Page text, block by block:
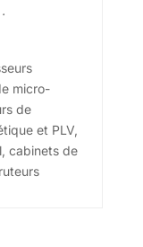
micro-
de
et PLV,
cabinets de